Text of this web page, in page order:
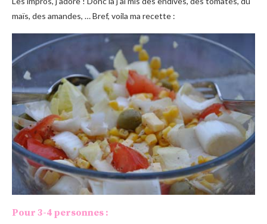
maïs, des amandes, … Bref, voila ma recette :
Pour 3-4 personnes :